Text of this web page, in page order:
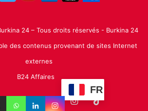
24 – Tous droits réservés - Burkina 24
des contenus provenant de sites Internet
externes
B24 Affaires
FR
LinkedinYouTubeInstagram
TikTok